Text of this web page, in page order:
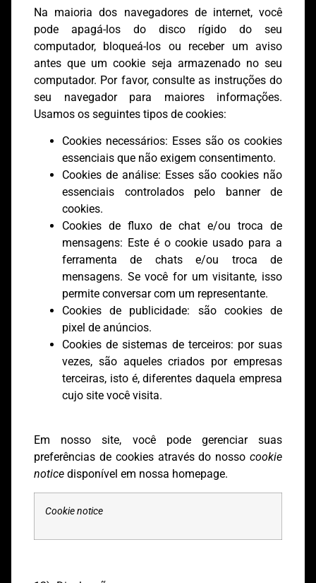
Na maioria dos navegadores de internet, você
pode apagá-los do disco rígido do seu
computador, bloqueá-los ou receber um aviso
antes que um cookie seja armazenado no seu
computador. Por favor, consulte as instruções do
seu navegador para maiores informações.
Usamos os seguintes tipos de cookies:
Cookies necessários: Esses são os cookies
essenciais que não exigem consentimento.
Cookies de análise: Esses são cookies não
essenciais controlados pelo banner de
cookies.
Cookies de fluxo de chat e/ou troca de
mensagens: Este é o cookie usado para a
ferramenta de chats e/ou troca de
mensagens. Se você for um visitante, isso
permite conversar com um representante.
Cookies de publicidade: são cookies de
pixel de anúncios.
Cookies de sistemas de terceiros: por suas
vezes, são aqueles criados por empresas
terceiras, isto é, diferentes daquela empresa
cujo site você visita.
Em nosso site, você pode gerenciar suas
preferências de cookies através do nosso cookie
notice disponível em nossa homepage.
Cookie notice